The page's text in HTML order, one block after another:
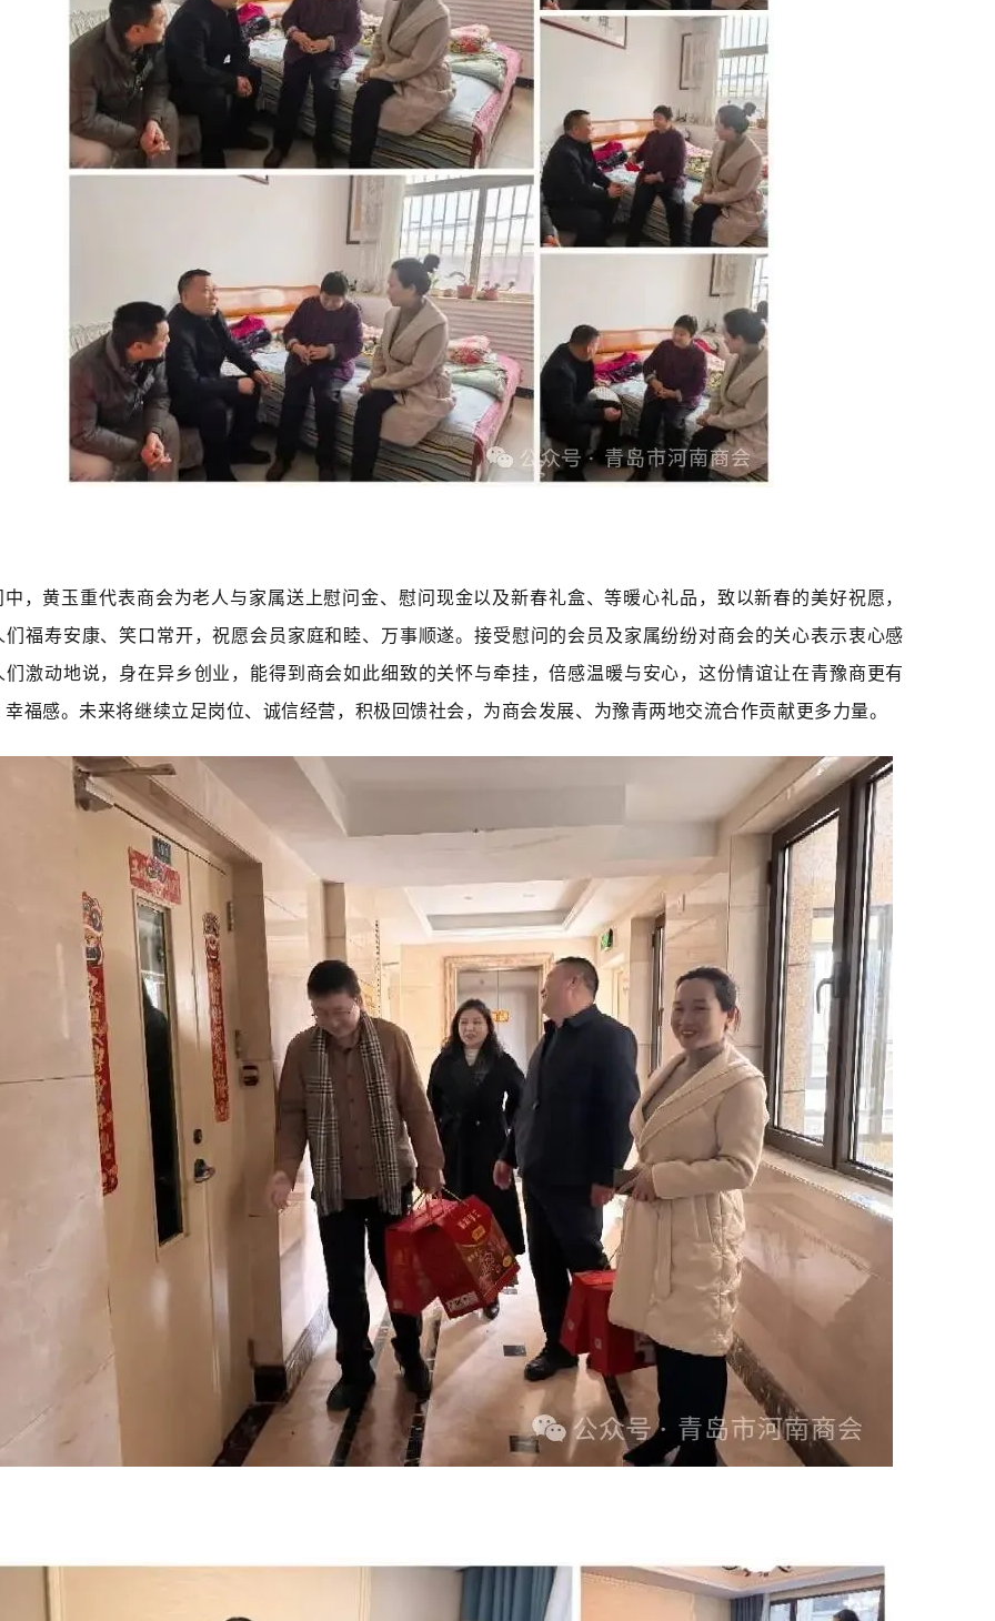
中，黄玉重代表商会为老人与家属送上慰问金、慰问现金以及新春礼盒、等暖心礼品，致以新春的美好祝愿，
们福寿安康、笑口常开，祝愿会员家庭和睦、万事顺遂。接受慰问的会员及家属纷纷对商会的关心表示衷心感
们激动地说，身在异乡创业，能得到商会如此细致的关怀与牵挂，倍感温暖与安心，这份情谊让在青豫商更有
幸福感。未来将继续立足岗位、诚信经营，积极回馈社会，为商会发展、为豫青两地交流合作贡献更多力量。